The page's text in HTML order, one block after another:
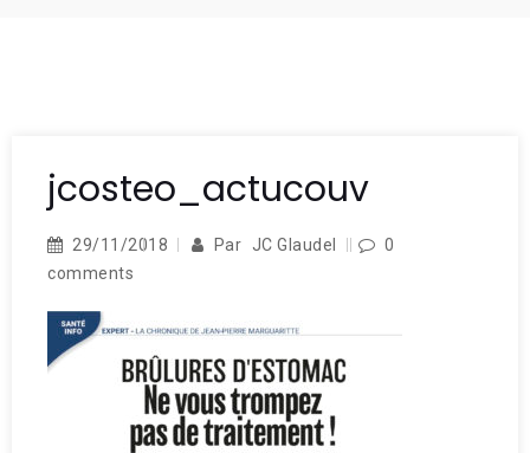
jcosteo_actucouv
29/11/2018 Par JC Glaudel
0
comments